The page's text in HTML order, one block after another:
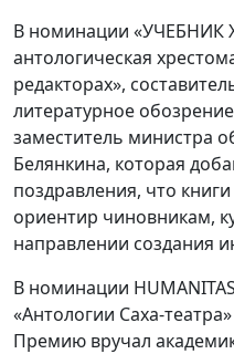
В номинации «УЧЕБНИК
антологическая
редакторах»,
литературное
заместитель министра
Белянкина, которая
поздравления, что
ориентир чиновникам,
направлении создания
В номинации
«Антологии Саха-
Премию вручал